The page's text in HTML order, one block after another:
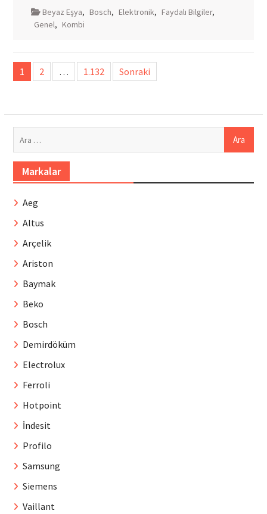
Beyaz Eşya, Bosch, Elektronik, Faydalı Bilgiler,
Genel, Kombi
Yazı
sayfalandırması
1 2 … 1.132 Sonraki
Markalar
Aeg
Altus
Arçelik
Ariston
Baymak
Beko
Bosch
Demirdöküm
Electrolux
Ferroli
Hotpoint
İndesit
Profilo
Samsung
Siemens
Vaillant